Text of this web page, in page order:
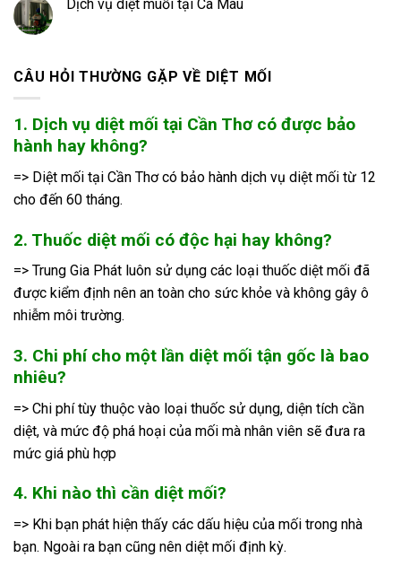
Dịch vụ diệt muỗi tại Cà Mau
CÂU HỎI THƯỜNG GẶP VỀ DIỆT MỐI
1. Dịch vụ diệt mối tại Cần Thơ có được bảo
hành hay không?
=> Diệt mối tại Cần Thơ có bảo hành dịch vụ diệt mối từ 12
cho đến 60 tháng.
2. Thuốc diệt mối có độc hại hay không?
=> Trung Gia Phát luôn sử dụng các loại thuốc diệt mối đã
được kiểm định nên an toàn cho sức khỏe và không gây ô
nhiễm môi trường.
3. Chi phí cho một lần diệt mối tận gốc là bao
nhiêu?
=> Chi phí tùy thuộc vào loại thuốc sử dụng, diện tích cần
diệt, và mức độ phá hoại của mối mà nhân viên sẽ đưa ra
mức giá phù hợp
4. Khi nào thì cần diệt mối?
=> Khi bạn phát hiện thấy các dấu hiệu của mối trong nhà
bạn. Ngoài ra bạn cũng nên diệt mối định kỳ.